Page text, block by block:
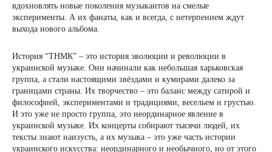
вдохновлять новые поколения музыкантов на смелые
эксперименты. А их фанаты, как и всегда, с нетерпением ждут
выхода нового альбома.
История “ТНМК” – это история эволюции и революции в
украинской музыке. Они начинали как небольшая харьковская
группа, а стали настоящими звёздами и кумирами далеко за
границами страны. Их творчество – это баланс между сатирой и
философией, экспериментами и традициями, весельем и грустью.
И это уже не просто группа, это неординарное явление в
украинской музыке. Их концерты собирают тысячи людей, их
тексты знают наизусть, а их музыка – это уже часть истории
украинского искусства: неординарного и необычного, но от этого